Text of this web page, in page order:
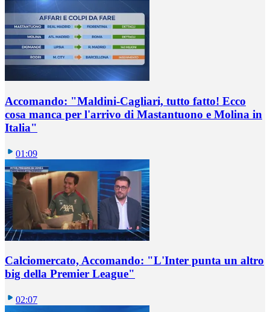
Accomando: "Maldini-Cagliari, tutto fatto! Ecco
cosa manca per l'arrivo di Mastantuono e Molina in
Italia"
01:09
Calciomercato, Accomando: "L'Inter punta un altro
big della Premier League"
02:07